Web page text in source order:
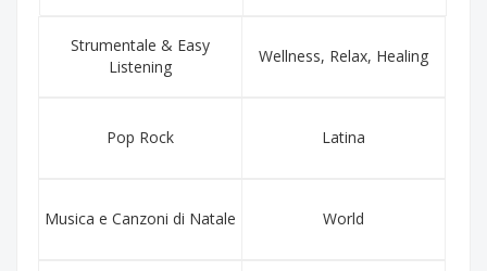
Strumentale & Easy
Listening
Wellness, Relax, Healing
Pop Rock Latina
Musica e Canzoni di Natale World